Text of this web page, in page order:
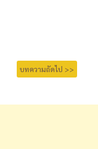
บทความถัดไป >>